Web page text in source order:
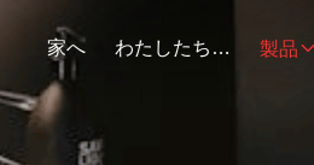
家へ わたしたち に つい て 製品